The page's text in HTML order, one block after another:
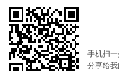
手机扫一
分享给